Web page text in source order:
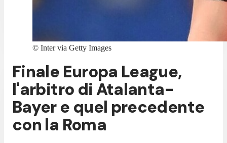
© Inter via Getty Images
Finale Europa League,
l'arbitro di Atalanta-
Bayer e quel precedente
con la Roma